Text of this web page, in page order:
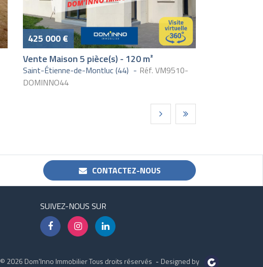
425 000 €
Vente Maison 5 pièce(s) - 120 m²
Saint-Étienne-de-Montluc (44)
Réf. VM9510-
DOMINNO44
CONTACTEZ-NOUS
SUIVEZ-NOUS SUR
© 2026 Dom'Inno Immobilier Tous droits réservés Designed by